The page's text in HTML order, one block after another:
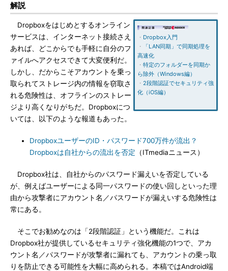
解説
・ Dropbox入門
・
「LAN同期」で同期処理を
高速化
・ 特定のフォルダーを同期か
ら除外（Windows編）
・ 2段階認証でセキュリティ強
化（iOS編）
Dropboxをはじめとするオンライン
サービスは、インターネット接続さえ
あれば、どこからでも手軽に自分のフ
ァイルへアクセスできて大変便利だ。
しかし、だからこそアカウントを乗っ
取られてストレージ内の情報を窃取さ
れる危険性は、オフラインのストレー
ジより高くなりがちだ。Dropboxにつ
いては、以下のような報道もあった。
DropboxユーザーのID・パスワード700万件が流出？
Dropboxは自社からの流出を否定 （ITmediaニュース）
Dropbox社は、自社からのパスワード漏えいを否定している
が、例えばユーザーによる同一パスワードの使い回しといった理
由から攻撃者にアカウント名／パスワードが漏えいする危険性は
常にある。
そこでお勧めなのは「2段階認証」という機能だ。これは
Dropbox社が提供しているセキュリティ強化機能の1つで、アカ
ウント名／パスワードが攻撃者に漏れても、アカウントの乗っ取
りを防止できる可能性を大幅に高められる。本稿ではAndroid端